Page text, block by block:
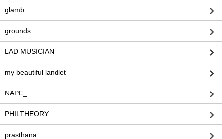
glamb
grounds
LAD MUSICIAN
my beautiful landlet
NAPE_
PHILTHEORY
prasthana